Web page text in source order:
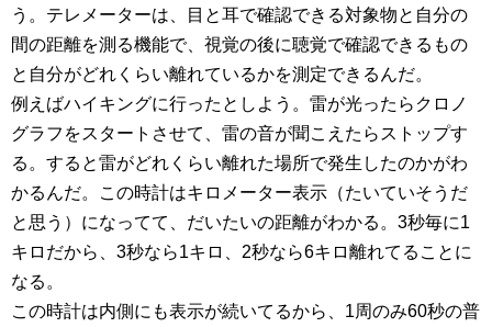
う。テレメーターは、目と耳で確認できる対象物と自分の
間の距離を測る機能で、視覚の後に聴覚で確認できるもの
と自分がどれくらい離れているかを測定できるんだ。
例えばハイキングに行ったとしよう。雷が光ったらクロノ
グラフをスタートさせて、雷の音が聞こえたらストップす
る。すると雷がどれくらい離れた場所で発生したのかがわ
かるんだ。この時計はキロメーター表示（たいていそうだ
と思う）になってて、だいたいの距離がわかる。3秒毎に1
キロだから、3秒なら1キロ、2秒なら6キロ離れてることに
なる。
この時計は内側にも表示が続いてるから、1周のみ60秒の普